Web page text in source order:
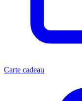
Carte cadeau